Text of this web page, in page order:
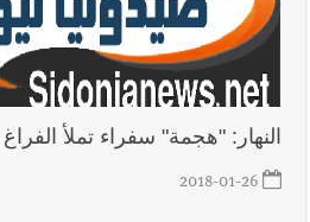
أخبار لبنان
خلفيات توقيف السفير
تداخل السياسة بالقضاء ولبنان قد
أخبار لبنان
حراك ديبلوماسي للتجديد
النهار: "هجمة" سفراء تملأ
2018-01-26